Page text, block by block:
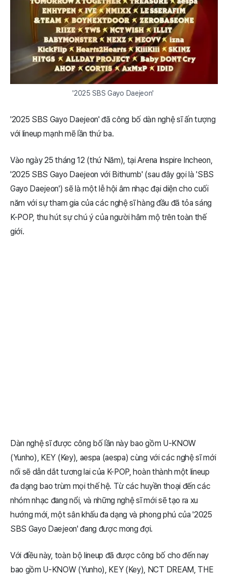
'2025 SBS Gayo Daejeon'
'2025 SBS Gayo Daejeon' đã công bố dàn nghệ sĩ ấn tượng
với lineup mạnh mẽ lần thứ ba.
Vào ngày 25 tháng 12 (thứ Năm), tại Arena Inspire Incheon,
'2025 SBS Gayo Daejeon với Bithumb' (sau đây gọi là 'SBS
Gayo Daejeon') sẽ là một lễ hội âm nhạc đại diện cho cuối
năm với sự tham gia của các nghệ sĩ hàng đầu đã tỏa sáng
K-POP, thu hút sự chú ý của người hâm mộ trên toàn thế
giới.
Dàn nghệ sĩ được công bố lần này bao gồm U-KNOW
(Yunho), KEY (Key), aespa (aespa) cùng với các nghệ sĩ mới
nổi sẽ dẫn dắt tương lai của K-POP, hoàn thành một lineup
đa dạng bao trùm mọi thế hệ. Từ các huyền thoại đến các
nhóm nhạc đang nổi, và những nghệ sĩ mới sẽ tạo ra xu
hướng mới, một sân khấu đa dạng và phong phú của '2025
SBS Gayo Daejeon' đang được mong đợi.
Với điều này, toàn bộ lineup đã được công bố cho đến nay
bao gồm U-KNOW (Yunho), KEY (Key), NCT DREAM, THE